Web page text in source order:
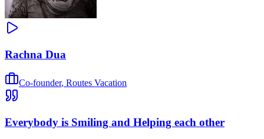
Rachna Dua
Co-founder, Routes Vacation
Everybody is Smiling and Helping each other